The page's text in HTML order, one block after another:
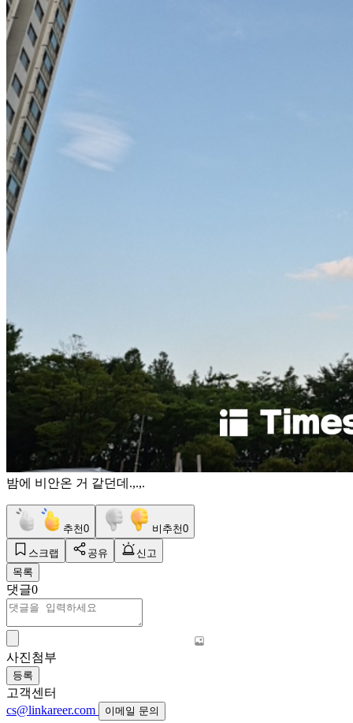
밤에 비안온 거 같던데.,.,.
추천0 비추천0
스크랩 공유
신고
목록
댓글0
사진첨부
등록
고객센터
cs@linkareer.com
이메일 문의